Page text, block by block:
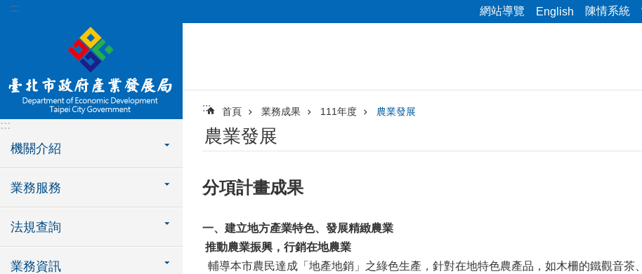
跳到主要內容區塊
::: 網站導覽 English 陳情系統
:::
機關介紹
業務服務
法規查詢
業務資訊
::: 首頁 業務成果 111年度 農業發展
農業發展
分項計畫成果
一、建立地方產業特色、發展精緻農業
推動農業振興，行銷在地農業
輔導本市農民達成「地產地銷」之綠色生產，針對在地特色農產品，如木柵的鐵觀音